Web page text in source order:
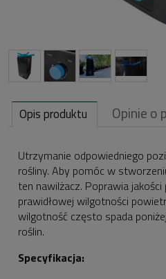
Opis produktu Opinie o
Utrzymanie odpowiedniego
rośliny. Aby pomóc w
ten nawilżacz. Poprawia
prawidłowej wilgotności
wilgotność często spada
roślin.
Specyfikacja: